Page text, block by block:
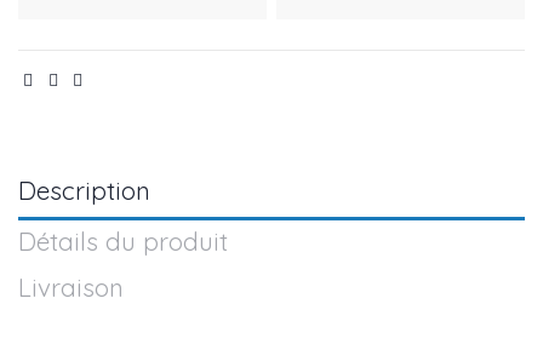
Description
Détails du produit
Livraison